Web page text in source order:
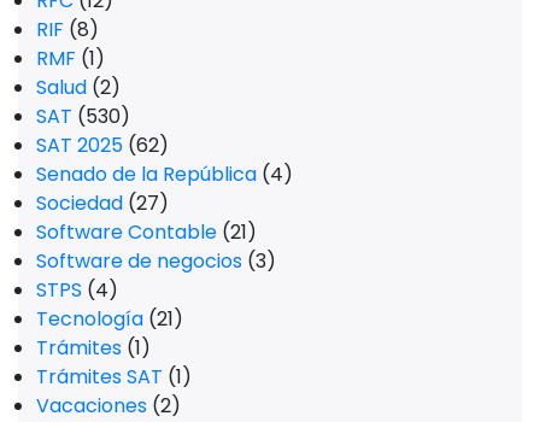
RIF (8)
RMF (1)
Salud (2)
SAT (530)
SAT 2025 (62)
Senado de la República (4)
Sociedad (27)
Software Contable (21)
Software de negocios (3)
STPS (4)
Tecnología (21)
Trámites (1)
Trámites SAT (1)
Vacaciones (2)